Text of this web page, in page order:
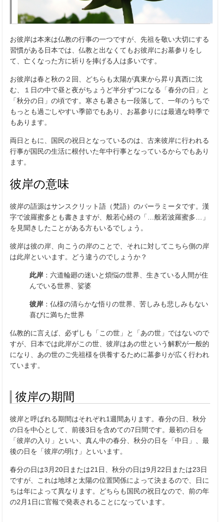
お彼岸は本来は仏教の行事の一つですが、先祖を敬い大切にする
習慣がある日本では、仏教と出なくてもお彼岸にお墓参りをし
て、亡くなった方に祈りを捧げる人は多いです。
お彼岸は春と秋の２回、どちらも太陽が真東から昇り真西に沈
む、１日の中で昼と夜がちょうど半分ずつになる「春分の日」と
「秋分の日」の頃です。寒さも暑さも一段落して、一年のうちで
もっとも過ごしやすい季節でもあり、お墓参りには最適な時季で
もあります。
両日ともに、国民の祝日となっているのは、古来彼岸に行われる
行事が国民の生活に根付いた年中行事となっているからでもあり
ます。
彼岸の意味
彼岸の語源はサンスクリット語（梵語）のパーラミータです。漢
字で波羅蜜多とも書きますが、般若心経の「…般若波羅蜜多…」
を見聞きしたことがある方もいるでしょう。
彼岸は彼の岸、向こうの岸のことで、それに対してこちら側の岸
は此岸といいます。どう違うのでしょうか？
此岸 ：六道輪廻の迷いと煩悩の世界、生きている人間が住
んでいる世界、娑婆
彼岸 ：仏様の清らかな悟りの世界、苦しみも悲しみもない
喜びに満ちた世界
仏教的に言えば、必ずしも「この世」と「あの世」ではないので
すが、日本では此岸がこの世、彼岸はあの世という解釈が一般的
になり、あの世のご先祖様を供養するために墓参りが広く行われ
ています。
彼岸の期間
彼岸と呼ばれる期間はそれぞれ1週間あります。春分の日、秋分
の日を中心として、前後3日を含めての7日間です。最初の日を
「彼岸の入り」といい、真ん中の春分、秋分の日を「中日」、最
後の日を「彼岸の明け」といいます。
春分の日は3月20日または21日、秋分の日は9月22日または23日
ですが、これは地球と太陽の位置関係によって決まるので、日に
ちは年によって異なります。どちらも国民の祝日なので、前の年
の2月1日に官報で発表されることになっています。